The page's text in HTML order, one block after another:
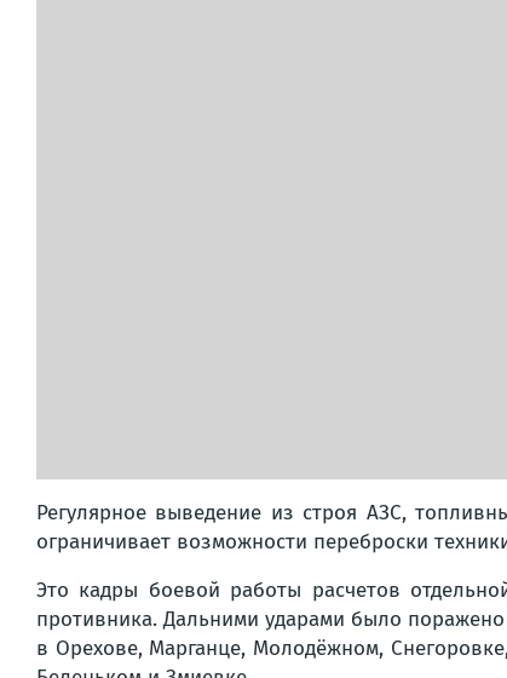
Регулярное выведение из строя АЗС,
ограничивает возможности переброски
Это кадры боевой работы расчетов
противника. Дальними ударами было
в Орехове, Марганце, Молодёжном,